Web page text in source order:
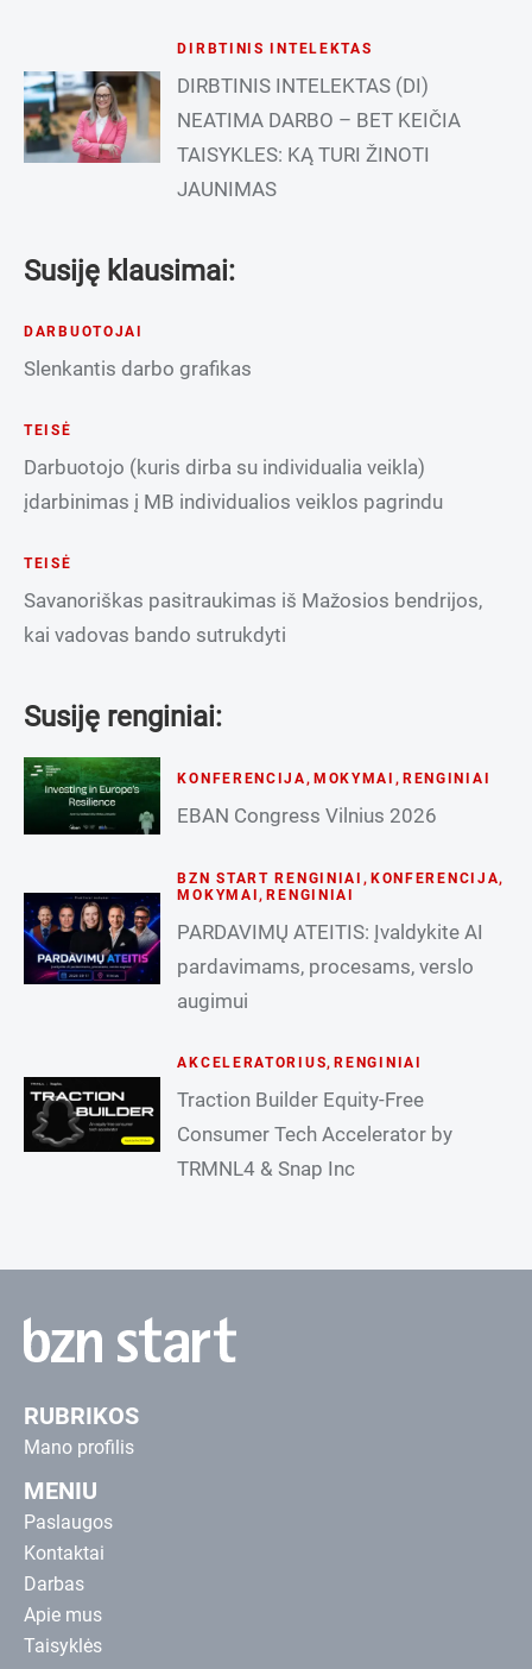
DIRBTINIS INTELEKTAS
DIRBTINIS INTELEKTAS (DI)
NEATIMA DARBO – BET KEIČIA
TAISYKLES: KĄ TURI ŽINOTI
JAUNIMAS
Susiję klausimai:
DARBUOTOJAI
Slenkantis darbo grafikas
TEISĖ
Darbuotojo (kuris dirba su individualia veikla)
įdarbinimas į MB individualios veiklos pagrindu
TEISĖ
Savanoriškas pasitraukimas iš Mažosios bendrijos,
kai vadovas bando sutrukdyti
Susiję renginiai:
KONFERENCIJA , MOKYMAI , RENGINIAI
EBAN Congress Vilnius 2026
BZN START RENGINIAI , KONFERENCIJA,
MOKYMAI ,RENGINIAI
PARDAVIMŲ ATEITIS: Įvaldykite AI
pardavimams, procesams, verslo
augimui
AKCELERATORIUS,RENGINIAI
Traction Builder Equity-Free
Consumer Tech Accelerator by
TRMNL4 & Snap Inc
RUBRIKOS
Mano profilis
MENIU
Paslaugos
Kontaktai
Darbas
Apie mus
Taisyklės